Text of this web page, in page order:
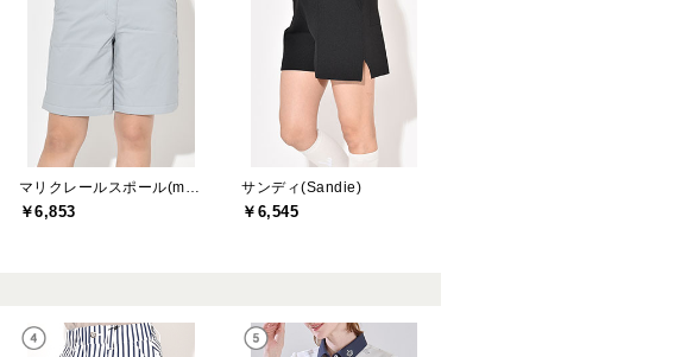
￥6,853
サンディ(Sandie)
￥6,545